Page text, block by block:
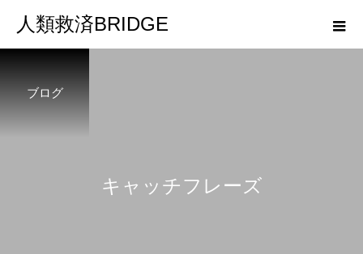
人類救済BRIDGE
ブログ
キ ャ ッ チフ レ ー ズ